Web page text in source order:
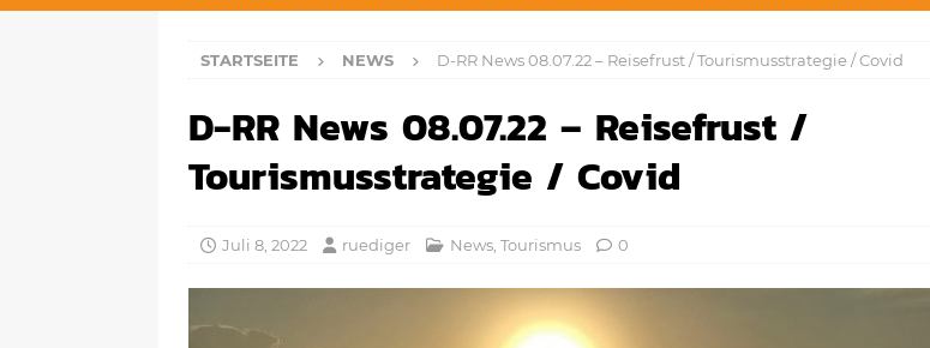
[ Juli 28, 2026 ] Reise News 28.07.26 – Umwelt, Politik, Protest & Warnung NEWS
[ Juli 23, 2026 ] Reise News 23.07.26 – Condor, Scooter, Brände, Baustellen
STARTSEITE NEWS D-RR News 08.07.22 – Reisefrust / Tourismusstrategie / Covid
D-RR News 08.07.22 – Reisefrust /
Tourismusstrategie / Covid
Juli 8, 2022 ruediger News Tourismus 0